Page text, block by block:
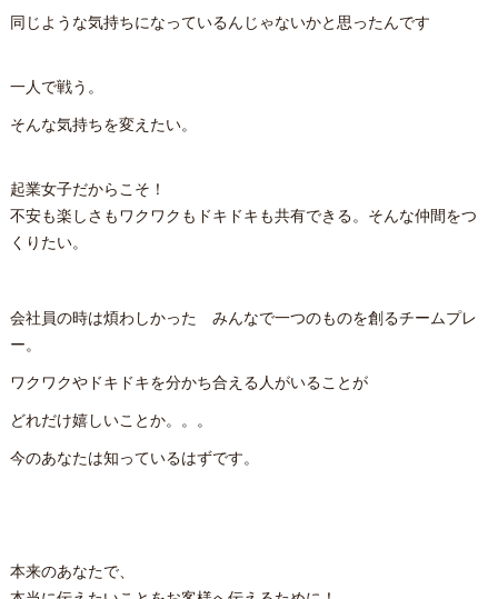
同じような気持ちになっているんじゃないかと思ったんです
一人で戦う。
そんな気持ちを変えたい。
起業女子だからこそ！
不安も楽しさもワクワクもドキドキも共有できる。そんな仲間をつ
くりたい。
会社員の時は煩わしかった みんなで一つのものを創るチームプレ
ー。
ワクワクやドキドキを分かち合える人がいることが
どれだけ嬉しいことか。。。
今のあなたは知っているはずです。
本来のあなたで、